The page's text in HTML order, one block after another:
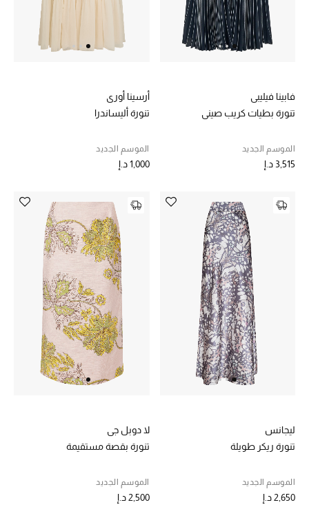
الموسم الجديد
تشكيلة المناسبات للنساء
الملابس الرياضية النسائية
تشكيلة الأعراس
حقائب وأحذية متطابقة
هدايا للنساء
ركن الفخامة
جميع الملابس النسائية
جميع الحقائب النسائية
جميع الإكسسورات النسائية
فابينا فيليبي
تنورة بطيات كريب صيني
الموسم الجديد
3,515 د.إ
أرسينا أوري
تنورة أليساندرا
الموسم الجديد
1,000 د.إ
ليجانس
تنورة ريكر طويلة
الموسم الجديد
2,650 د.إ
لا دوبل جي
تنورة بقصة مستقيمة
الموسم الجديد
2,500 د.إ